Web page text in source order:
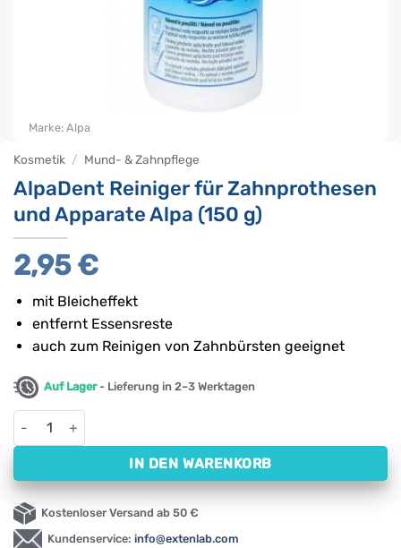
Kosmetik / Mund- & Zahnpflege
AlpaDent Reiniger für Zahnprothesen
und Apparate Alpa (150 g)
2,95€
mit Bleicheffekt
entfernt Essensreste
auch zum Reinigen von Zahnbürsten geeignet
Auf Lager- Lieferung in 2–3 Werktagen
AlpaDent Reiniger für Zahnprothesen und Apparate Alpa (150
IN DEN WARENKORB
Kostenloser Versand ab 50 €
Kundenservice: info@extenlab.com
Marke: Alpa